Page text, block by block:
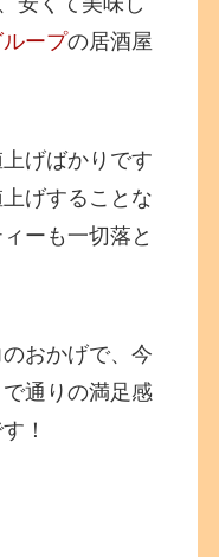
ープの居酒屋
げばかりです
げすることな
ーも一切落と
おかげで、今
通りの満足感
！